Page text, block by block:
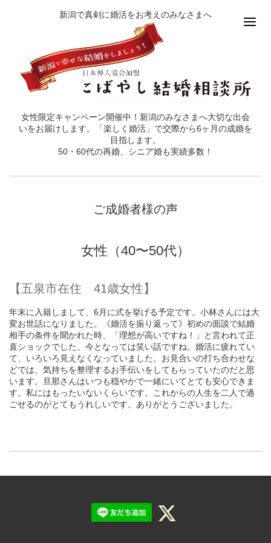
新潟で真剣に婚活をお考えのみなさまへ
女性限定キャンペーン開催中！新潟のみなさまへ大切な出会
いをお届けします。「楽しく婚活」で交際から6ヶ月の成婚を
目指します。
50・60代の再婚、シニア婚も実績多数！
ご成婚者様の声
女性（40〜50代）
【五泉市在住 41歳女性】
年末に入籍しまして、6月に式を挙げる予定です。小林さんには大
変お世話になりました。《婚活を振り返って》初めの面談で結婚
相手の条件を聞かれた時、「理想が高いですね！」と言われて正
直ショックでした。今となっては笑い話ですね。婚活に疲れてい
て、いろいろ見えなくなっていました。お見合いの打ち合わせな
どでは、気持ちを整理するお手伝いをしてもらっていたのだと思
います。旦那さんはいつも穏やかで一緒にいてとても安心できま
す。私にはもったいないくらいです。これからの人生を二人で過
ごせるのがとてもうれしいです。ありがとうございました。